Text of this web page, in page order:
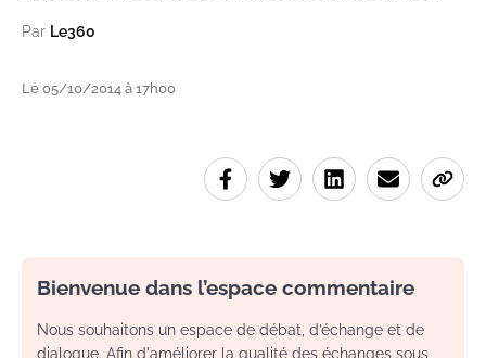
Par Le360
Le 05/10/2014 à 17h00
Bienvenue dans l’espace commentaire
Nous souhaitons un espace de débat, d’échange et de
dialogue. Afin d'améliorer la qualité des échanges sous